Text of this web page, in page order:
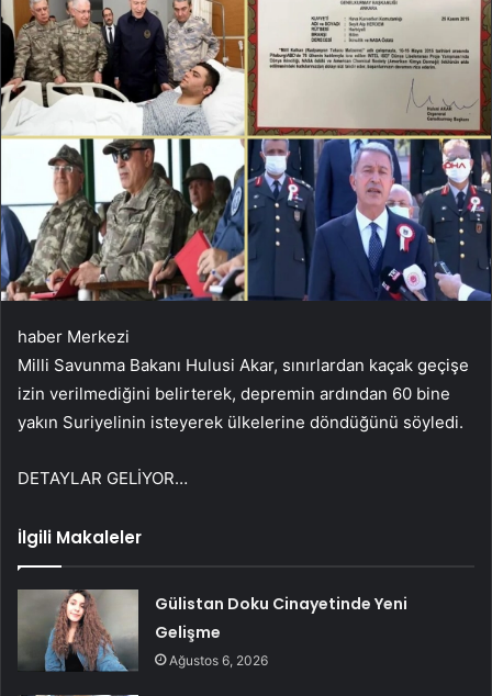
haber Merkezi
Milli Savunma Bakanı Hulusi Akar, sınırlardan kaçak geçişe
izin verilmediğini belirterek, depremin ardından 60 bine
yakın Suriyelinin isteyerek ülkelerine döndüğünü söyledi.
DETAYLAR GELİYOR…
İlgili Makaleler
Gülistan Doku Cinayetinde Yeni
Gelişme
Ağustos 6, 2026